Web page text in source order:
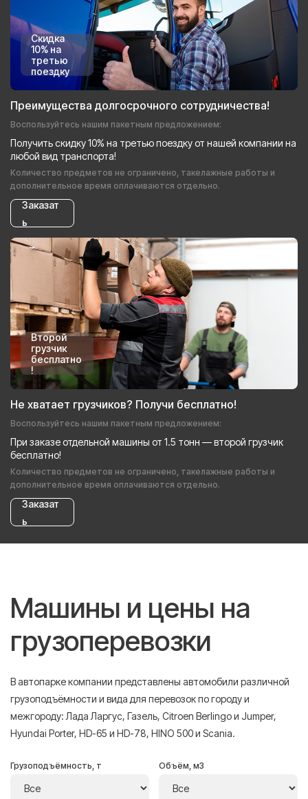
Скидка
10% на
третью
поездку
Преимущества долгосрочного сотрудничества!
Воспользуйтесь нашим пакетным предложением:
Получить скидку 10% на третью поездку от нашей компании на
любой вид транспорта!
Количество предметов не ограничено, такелажные работы и
дополнительное время оплачиваются отдельно.
Заказат
ь
Второй
грузчик
бесплатно
!
Не хватает грузчиков? Получи бесплатно!
Воспользуйтесь нашим пакетным предложением:
При заказе отдельной машины от 1.5 тонн — второй грузчик
бесплатно!
Количество предметов не ограничено, такелажные работы и
дополнительное время оплачиваются отдельно.
Заказат
ь
Машины и цены на
грузоперевозки
В автопарке компании представлены автомобили различной
грузоподъёмности и вида для перевозок по городу и
межгороду: Лада Ларгус, Газель, Citroen Berlingo и Jumper,
Hyundai Porter, HD-65 и HD-78, HINO 500 и Scania.
Грузоподъёмность, т Объём, м3